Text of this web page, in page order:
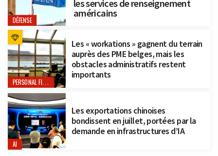
DÉFENSE
les services de renseignement
américains
PERSONAL FINANCE
Les « workations » gagnent du terrain
auprès des PME belges, mais les
obstacles administratifs restent
importants
AI
Les exportations chinoises
bondissent en juillet, portées par la
demande en infrastructures d’IA